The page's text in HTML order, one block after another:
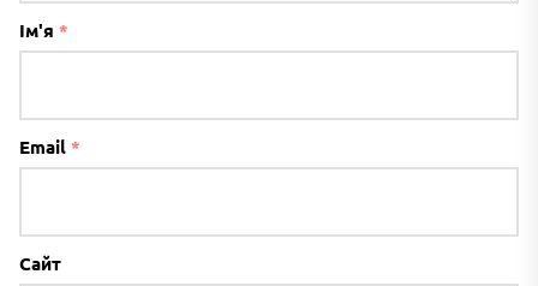
Ім'я *
Email *
Сайт